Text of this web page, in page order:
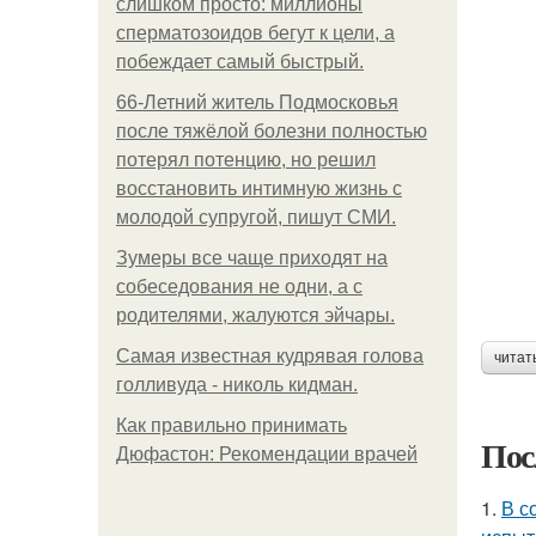
слишком просто: миллионы
сперматозоидов бегут к цели, а
побеждает самый быстрый.
66-Летний житель Подмосковья
после тяжёлой болезни полностью
потерял потенцию, но решил
восстановить интимную жизнь с
молодой супругой, пишут СМИ.
Зумеры все чаще приходят на
собеседования не одни, а с
родителями, жалуются эйчары.
Самая известная кудрявая голова
голливуда - николь кидман.
Как правильно принимать
Дюфастон: Рекомендации врачей
1. В